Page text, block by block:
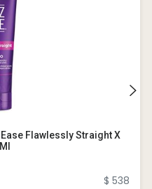
Flawlessly Straight X
$ 538